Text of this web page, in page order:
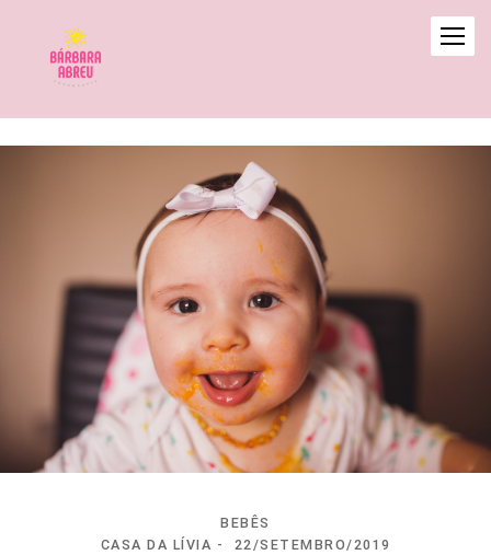
BEBÊS
CASA DA LÍVIA
22/SETEMBRO/2019